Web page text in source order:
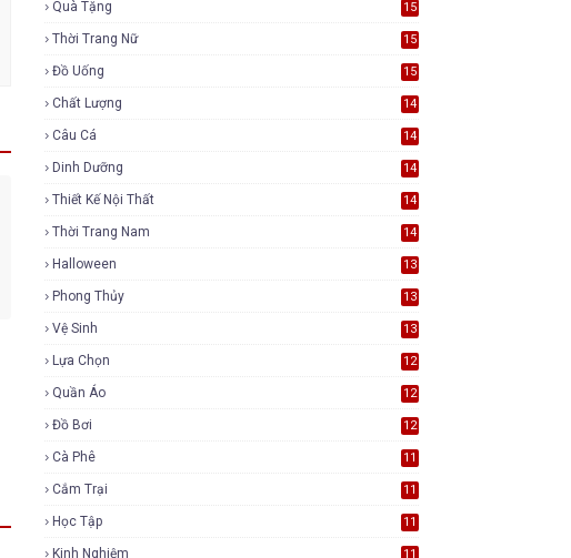
Quà Tặng 15
Thời Trang Nữ 15
Đồ Uống 15
Chất Lượng 14
Câu Cá 14
Dinh Dưỡng 14
Thiết Kế Nội Thất 14
Thời Trang Nam 14
Halloween 13
Phong Thủy 13
Vệ Sinh 13
Lựa Chọn 12
Quần Áo 12
Đồ Bơi 12
Cà Phê 11
Cắm Trại 11
Học Tập 11
Kinh Nghiệm 11